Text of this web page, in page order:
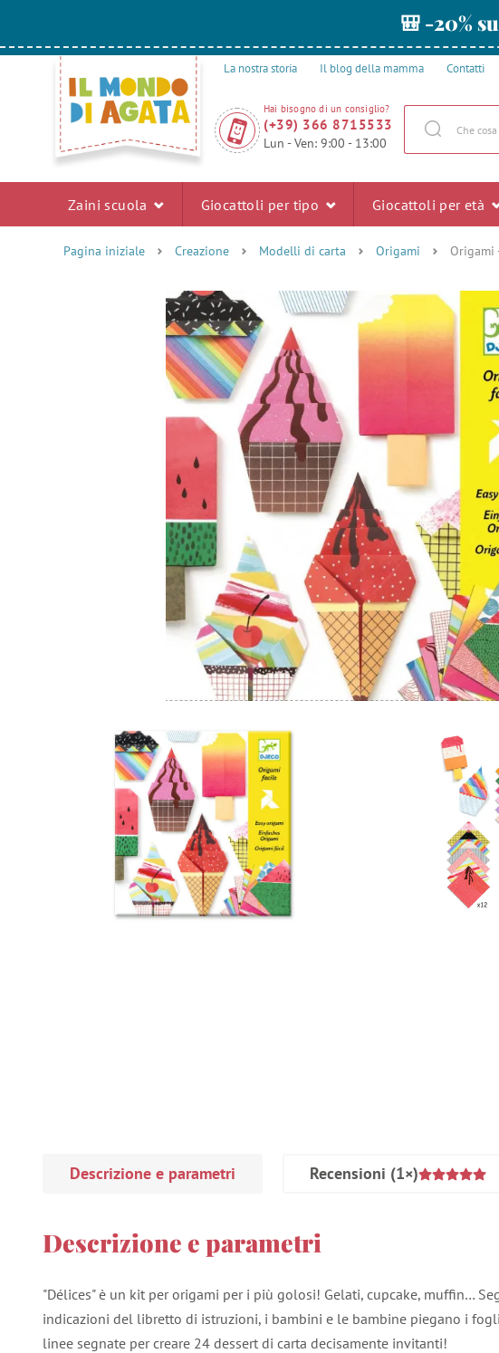
🎒 -20%
La nostra storia Il blog della mamma Contatti
Hai bisogno di un consiglio?
(+39) 366 8715533
Lun - Ven: 9:00 - 13:00
Zaini scuola Giocattoli per tipo Giocattoli per età
Pagina iniziale Creazione Modelli di carta Origami Origami
Descrizione e parametri Recensioni (1×)
Descrizione e parametri
"Délices" è un kit per origami per i più golosi! Gelati, cupcake, muffin…
indicazioni del libretto di istruzioni, i bambini e le bambine piegano i
linee segnate per creare 24 dessert di carta decisamente invitanti!